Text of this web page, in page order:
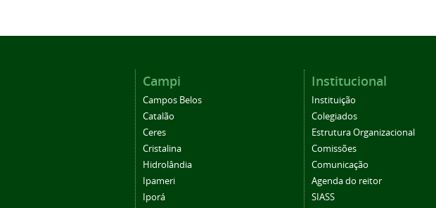
Campi
Campos Belos
Catalão
Ceres
Cristalina
Hidrolândia
Ipameri
Iporá
Institucional
Instituição
Colegiados
Estrutura Organizacional
Comissões
Comunicação
Agenda do reitor
SIASS